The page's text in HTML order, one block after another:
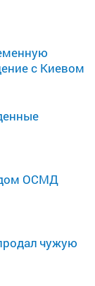
с Киевом
дом ОСМД
чужую